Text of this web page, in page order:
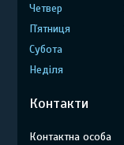
Четвер
Пʼятниця
Субота
Неділя
Контакти